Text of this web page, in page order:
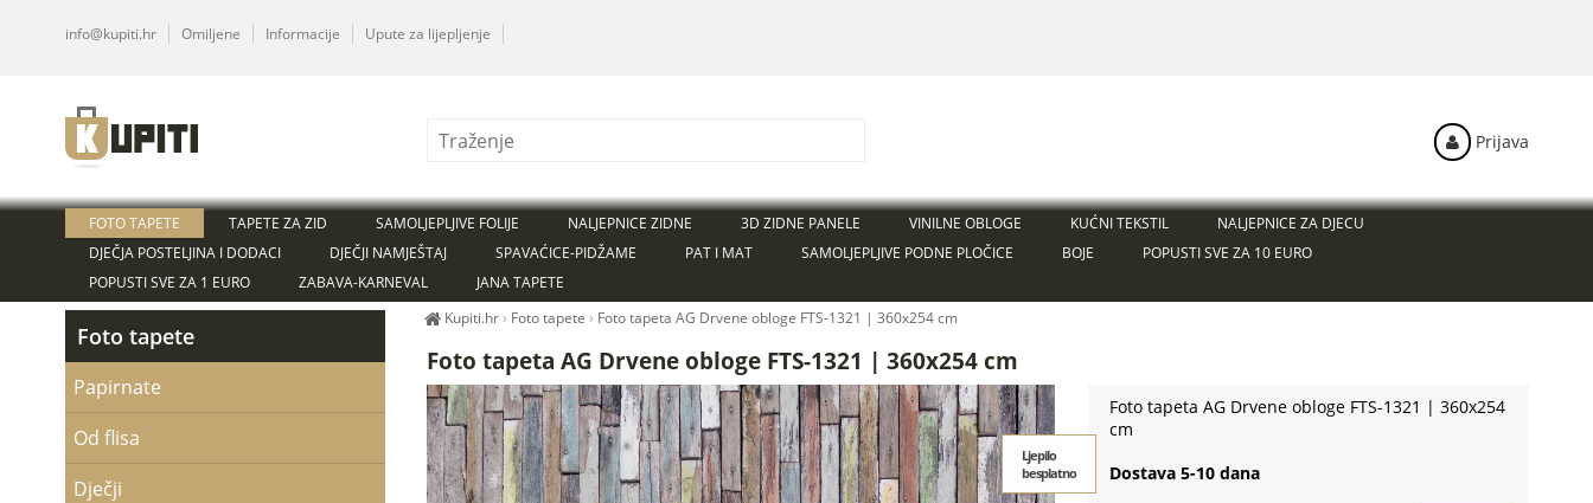
Foto tapeta AG Drvene obloge FTS-1321 | 360x254 cm
Foto tapeta AG Drvene obloge FTS-1321 | 360x254
cm
Ljepilo
besplatno
Dostava 5-10 dana
Foto tapete
Papirnate
Od flisa
Dječji
FOTO TAPETE TAPETE ZA ZID SAMOLJEPLJIVE FOLIJE NALJEPNICE ZIDNE 3D ZIDNE PANELE VINILNE OBLOGE KUĆNI TEKSTIL
NALJEPNICE ZA DJECU
DJEČJA POSTELJINA I DODACI
DJEČJI NAMJEŠTAJ SPAVAĆICE-PIDŽAME PAT I MAT SAMOLJEPLJIVE PODNE PLOČICE BOJE
POPUSTI SVE ZA 10 EURO
POPUSTI SVE ZA 1 EURO
ZABAVA-KARNEVAL JANA TAPETE
Kupiti.hr› Foto tapete › Foto tapeta AG Drvene obloge FTS-1321 | 360x254 cm
info@kupiti.hr Omiljene Informacije Upute za lijepljenje
Prijava